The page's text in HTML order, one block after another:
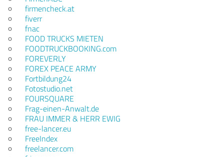
firmencheck.at
fiverr
fnac
FOOD TRUCKS MIETEN
FOODTRUCKBOOKING.com
FOREVERLY
FOREX PEACE ARMY
Fortbildung24
Fotostudio.net
FOURSQUARE
Frag-einen-Anwalt.de
FRAU IMMER & HERR EWIG
free-lancer.eu
FreeIndex
freelancer.com